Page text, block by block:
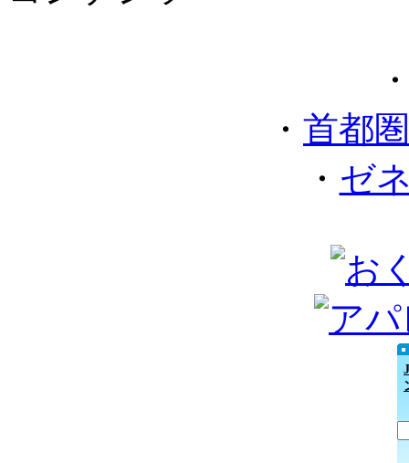
・ 首都
・ ゼ